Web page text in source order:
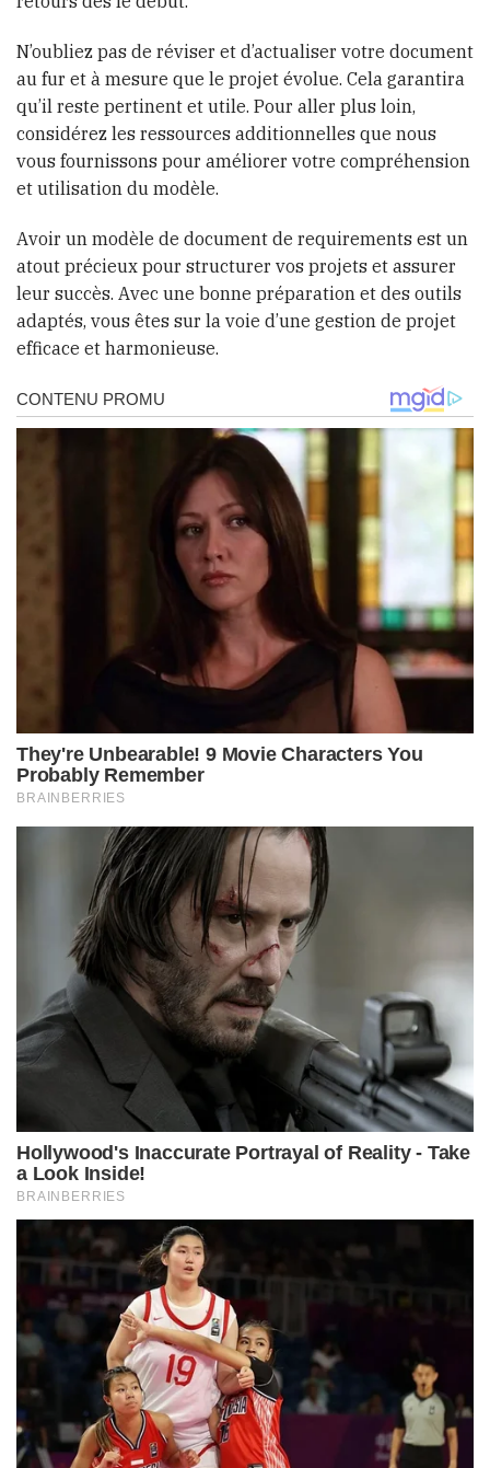
N’oubliez pas de réviser et d’actualiser votre document
au fur et à mesure que le projet évolue. Cela garantira
qu’il reste pertinent et utile. Pour aller plus loin,
considérez les ressources additionnelles que nous
vous fournissons pour améliorer votre compréhension
et utilisation du modèle.
Avoir un modèle de document de requirements est un
atout précieux pour structurer vos projets et assurer
leur succès. Avec une bonne préparation et des outils
adaptés, vous êtes sur la voie d’une gestion de projet
efficace et harmonieuse.